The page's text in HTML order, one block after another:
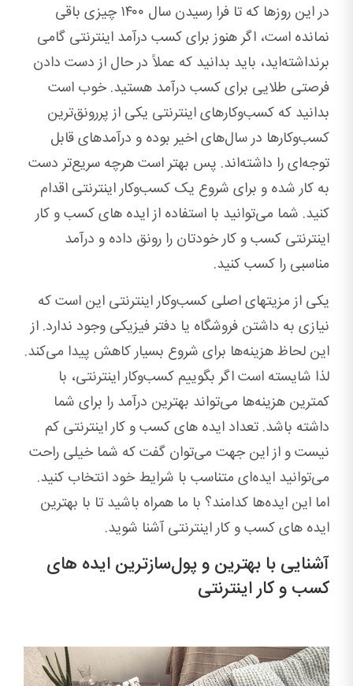
در این روزها که تا فرا رسیدن سال ۱۴۰۰ چیزی باقی
نمانده است، اگر هنوز برای کسب درآمد اینترنتی گامی
برنداشته‌اید، باید بدانید که عملاً در حال از دست دادن
فرصتی طلایی برای کسب درآمد هستید. خوب است
بدانید که کسب‌وکارهای اینترنتی یکی از پررونق‌ترین
کسب‌وکارها در سال‌های اخیر بوده‌ و درآمدهای قابل
توجه‌ای را داشته‌اند. پس بهتر است هرچه سریع‌تر دست
به کار شده و برای شروع یک کسب‌وکار اینترنتی اقدام
کنید. شما می‌توانید با استفاده از ایده های کسب و کار
اینترنتی کسب و کار خودتان را رونق داده و درآمد
مناسبی را کسب کنید.
یکی از مزیت‎های اصلی کسب‌وکار اینترنتی این است که
نیازی به داشتن فروشگاه یا دفتر فیزیکی وجود ندارد. از
این لحاظ هزینه‌ها برای شروع بسیار کاهش پیدا می‌کند.
لذا شایسته است اگر بگوییم کسب‌وکار اینترنتی، با
کمترین هزینه‌ها می‌تواند بهترین درآمد را برای شما
داشته باشد. تعداد ایده های کسب و کار اینترنتی کم
نیست و از این جهت می‌توان گفت که شما خیلی راحت
می‌توانید ایده‌ای متناسب با شرایط خود انتخاب کنید.
اما این ایده‌ها کدامند؟ با ما همراه باشید تا با بهترین
ایده های کسب و کار اینترنتی آشنا شوید.
آشنایی با بهترین و پول‌سازترین ایده های
کسب و کار اینترنتی